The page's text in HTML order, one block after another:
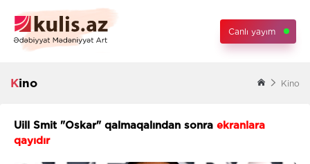
Canlı yayım
Kino Kino
Uill Smit "Oskar" qalmaqalından sonra ekranlara
qayıdır